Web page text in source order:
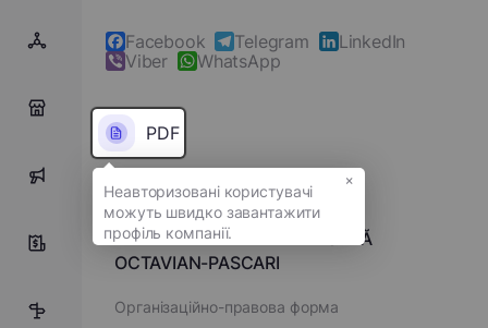
0
1
Facebook Telegram
LinkedIn
Viber
WhatsApp
PDF
Повне ім'я
ÎNTREPRINDEREA INDIVIDUALĂ
OCTAVIAN-PASCARI
Організаційно-правова форма
×